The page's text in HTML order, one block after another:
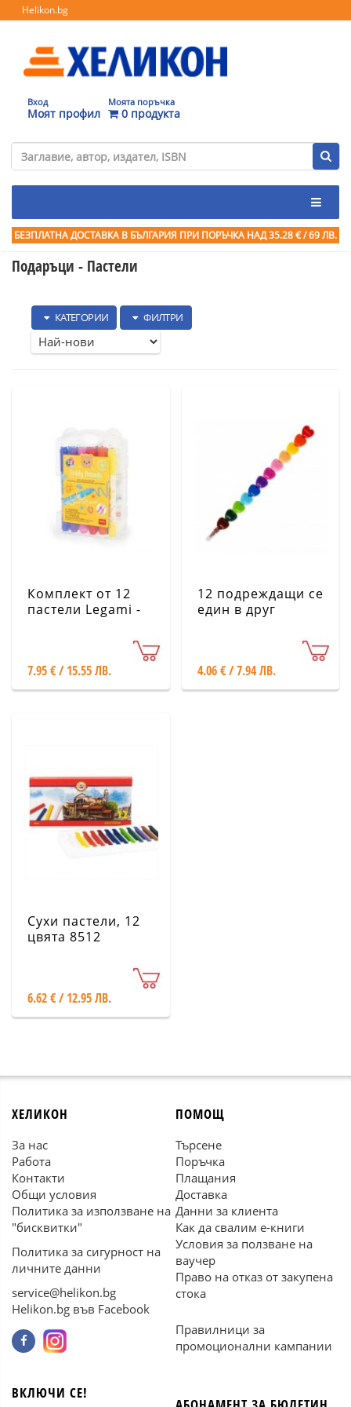
Helikon.bg
Вход
Моят профил
Моята поръчка
0 продукта
БЕЗПЛАТНА ДОСТАВКА В БЪЛГАРИЯ ПРИ ПОРЪЧКА НАД 35.28 € / 69 ЛВ.
Подаръци - Пастели
КАТЕГОРИИ ФИЛТРИ
Комплект от 12
пастели Legami -
7.95 € / 15.55 ЛВ.
12 подреждащи се
един в друг
4.06 € / 7.94 ЛВ.
Сухи пастели, 12
цвята 8512
6.62 € / 12.95 ЛВ.
ХЕЛИКОН
За нас
Работа
Контакти
Общи условия
Политика за използване на
"бисквитки"
Политика за сигурност на
личните данни
service@helikon.bg
Helikon.bg във Facebook
ПОМОЩ
Търсене
Поръчка
Плащания
Доставка
Данни за клиента
Как да свалим е-книги
Условия за ползване на
ваучер
Право на отказ от закупена
стока
Правилници за
промоционални кампании
ВКЛЮЧИ СЕ!